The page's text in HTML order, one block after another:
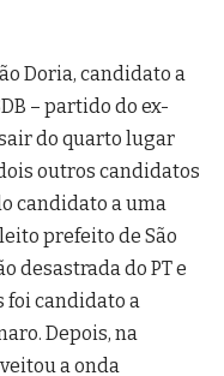
Doria, candidato a
– partido do ex-
do quarto lugar
outros candidatos
candidato a uma
prefeito de São
desastrada do PT e
foi candidato a
Depois, na
a onda